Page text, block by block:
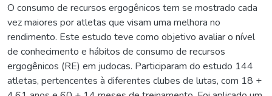
O consumo de recursos ergogênicos tem se mostrado cada
vez maiores por atletas que visam uma melhora no
rendimento. Este estudo teve como objetivo avaliar o nível
de conhecimento e hábitos de consumo de recursos
ergogênicos (RE) em judocas. Participaram do estudo 144
atletas, pertencentes à diferentes clubes de lutas, com 18 +